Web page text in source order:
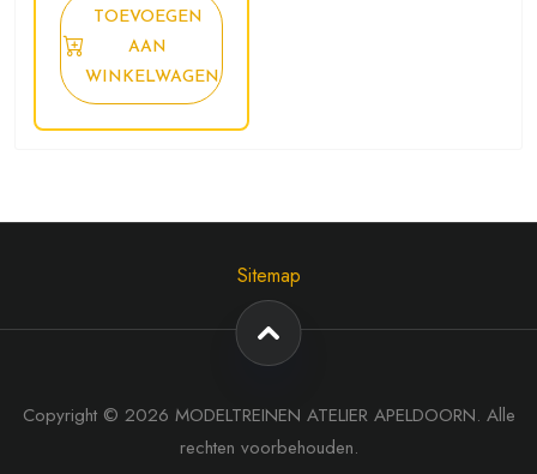
TOEVOEGEN
AAN
WINKELWAGEN
Sitemap
Copyright © 2026 MODELTREINEN ATELIER APELDOORN. Alle
rechten voorbehouden.